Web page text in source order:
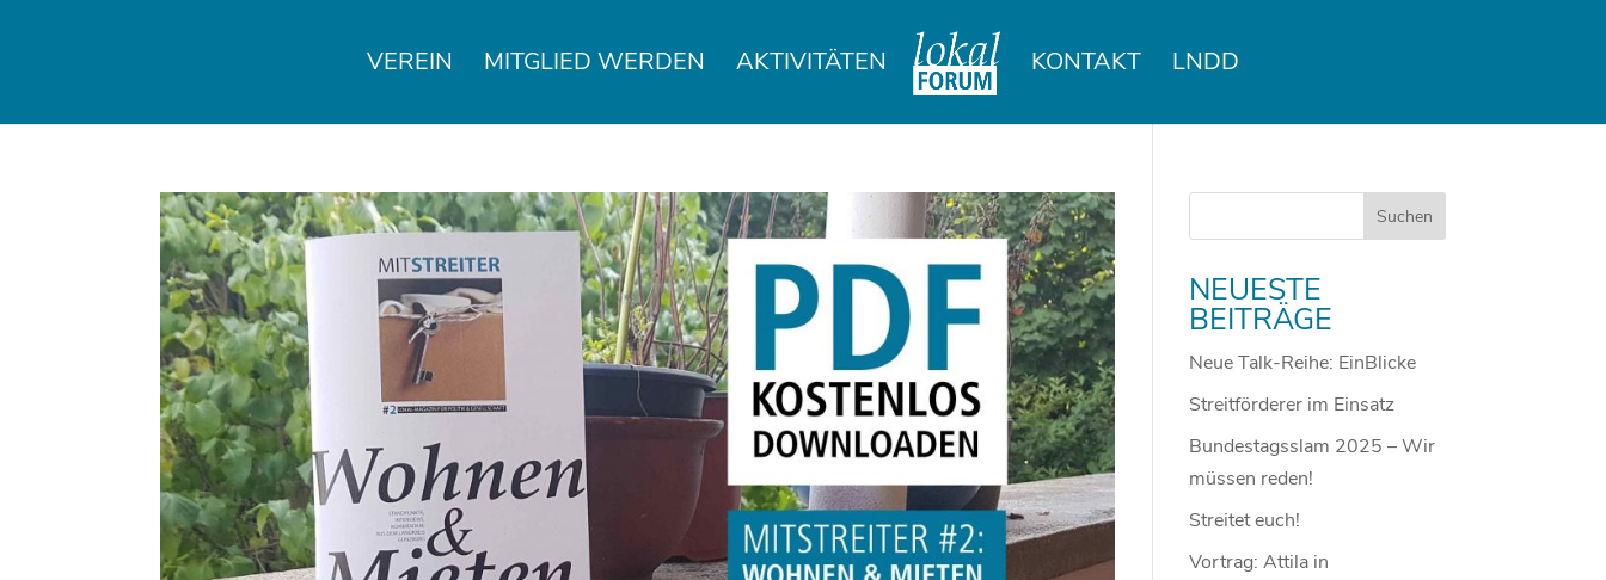
VEREIN MITGLIED WERDEN AKTIVITÄTEN KONTAKT LNDD
NEUESTE
BEITRÄGE
Neue Talk-Reihe: EinBlicke
Streitförderer im Einsatz
Bundestagsslam 2025 – Wir
müssen reden!
Streitet euch!
Vortrag: Attila in